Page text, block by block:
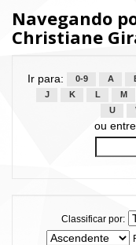
Navegando
Christiane
Ir para: 0-9 A
J
K L M
U
ou
Classificar por: